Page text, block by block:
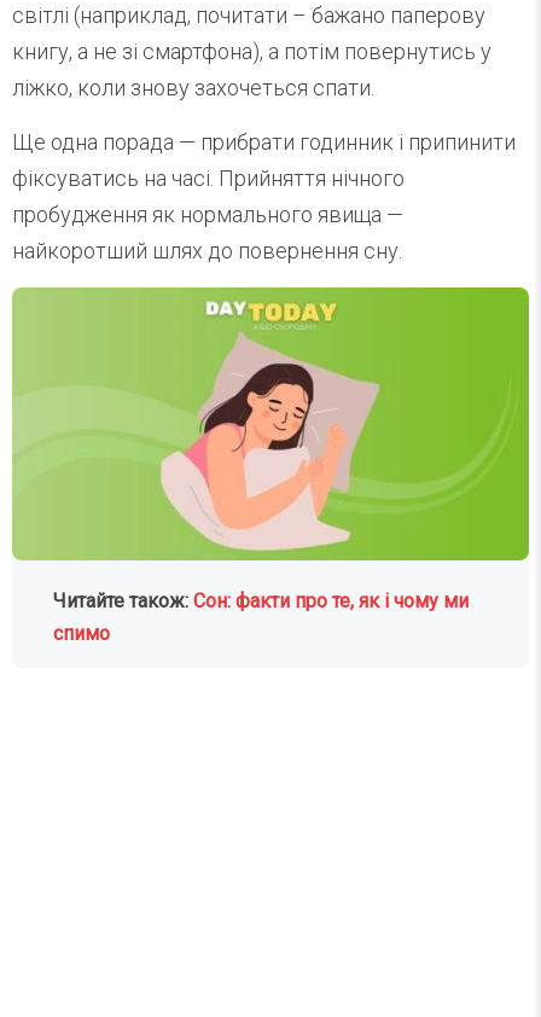
світлі (наприклад, почитати – бажано паперову
книгу, а не зі смартфона), а потім повернутись у
ліжко, коли знову захочеться спати.
Ще одна порада — прибрати годинник і припинити
фіксуватись на часі. Прийняття нічного
пробудження як нормального явища —
найкоротший шлях до повернення сну.
Читайте також:Сон: факти про те, як і чому ми
спимо